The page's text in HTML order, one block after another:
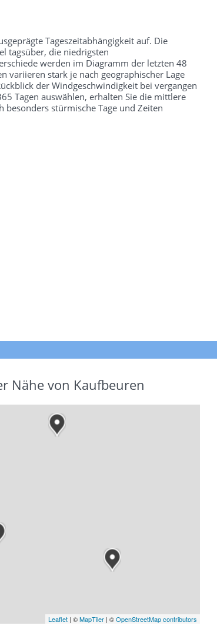
Tageszeitabhängigkeit auf. Die
tagsüber, die niedrigsten
werden im Diagramm der letzten 48
variieren stark je nach geographischer Lage
der Windgeschwindigkeit bei vergangen
Tagen auswählen, erhalten Sie die mittlere
besonders stürmische Tage und Zeiten
Nähe von Kaufbeuren
Leaflet| ©MapTiler| ©OpenStreetMap contributors